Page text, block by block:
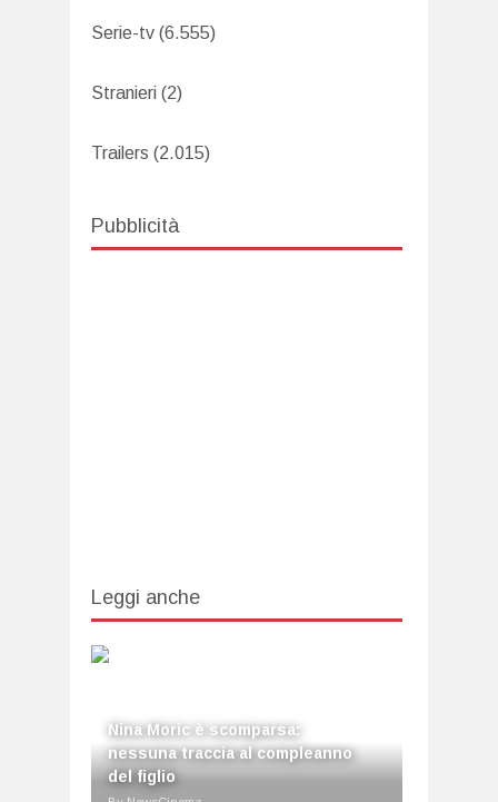
Serie-tv (6.555)
Stranieri (2)
Trailers (2.015)
Pubblicità
Leggi anche
Nina Moric è scomparsa:
nessuna traccia al compleanno
del figlio